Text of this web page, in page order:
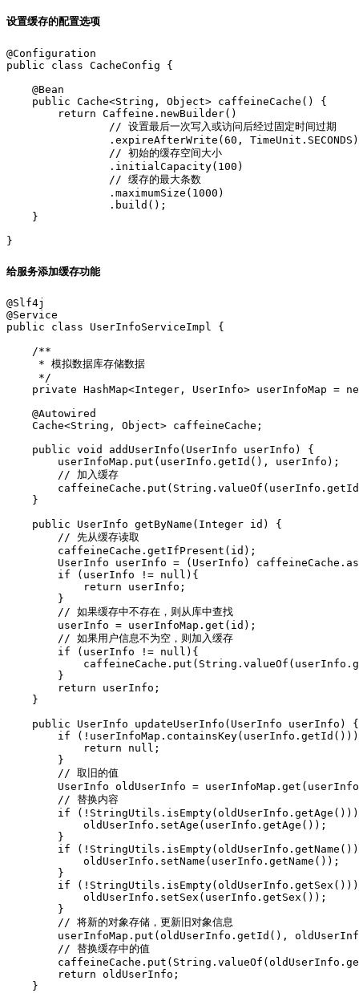
设置缓存的配置选项
@Configuration
public class CacheConfig {
    @Bean
    public Cache<String, Object> caffeineCache() {
        return Caffeine.newBuilder()
                // 设置最后一次写入或访问后经过固定时间过期
                .expireAfterWrite(60, TimeUnit.SECONDS)
                // 初始的缓存空间大小
                .initialCapacity(100)
                // 缓存的最大条数
                .maximumSize(1000)
                .build();
    }
给服务添加缓存功能
@Slf4j
@Service
public class UserInfoServiceImpl {
    /**
     * 模拟数据库存储数据
     */
private HashMap<Integer, UserInfo> userInfoMap =
    @Autowired
    Cache<String, Object> caffeineCache;
    public void addUserInfo(UserInfo userInfo) {
        userInfoMap.put(userInfo.getId(), userInfo);
        // 加入缓存
    }
    public UserInfo getByName(Integer id) {
        // 先从缓存读取
        caffeineCache.getIfPresent(id);
UserInfo userInfo = (UserInfo)
        if (userInfo != null){
            return userInfo;
        }
        // 如果缓存中不存在，则从库中查找
        userInfo = userInfoMap.get(id);
        // 如果用户信息不为空，则加入缓存
        if (userInfo != null){
        }
        return userInfo;
    }
    public UserInfo updateUserInfo(UserInfo userInfo) {
if
            return null;
        }
        // 取旧的值
UserInfo oldUserInfo =
        // 替换内容
if
            oldUserInfo.setAge(userInfo.getAge());
        }
if
            oldUserInfo.setName(userInfo.getName());
        }
if
            oldUserInfo.setSex(userInfo.getSex());
        }
        // 将新的对象存储，更新旧对象信息
userInfoMap.put(oldUserInfo.getId(),
        // 替换缓存中的值
        return oldUserInfo;
    }